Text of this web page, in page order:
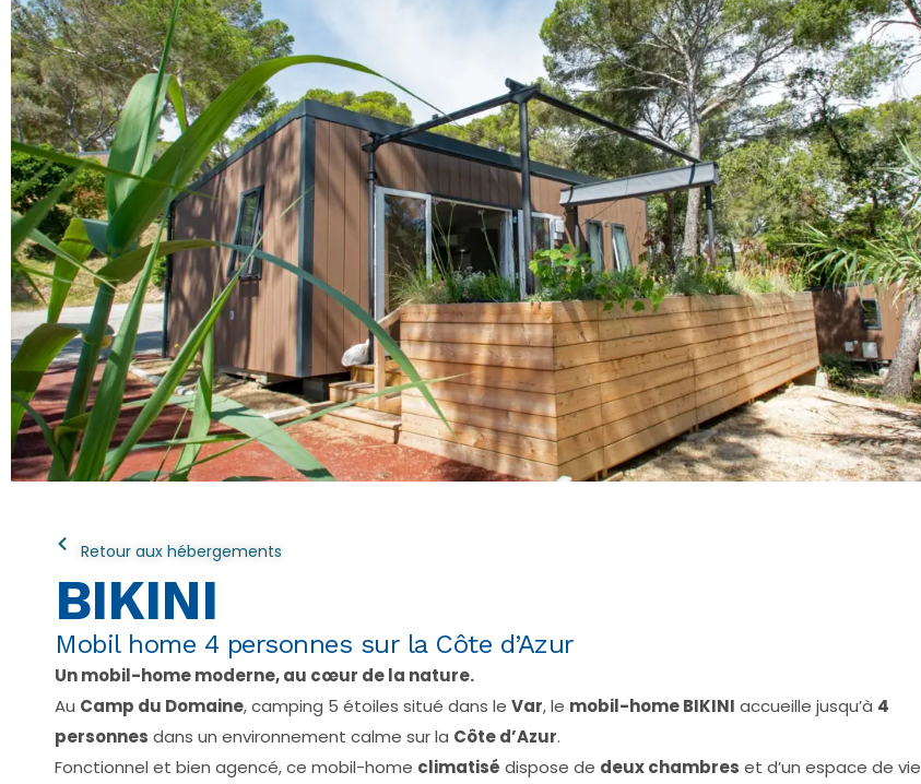
Retour aux hébergements
BIKINI
Mobil home 4 personnes sur la Côte d’Azur
Un mobil-home moderne, au cœur de la nature.
Au Camp du Domaine, camping 5 étoiles situé dans le Var, le mobil-home BIKINI accueille jusqu’à 4
personnes dans un environnement calme sur la Côte d’Azur.
Fonctionnel et bien agencé, ce mobil-home climatisé dispose de deux chambres et d’un espace de vie